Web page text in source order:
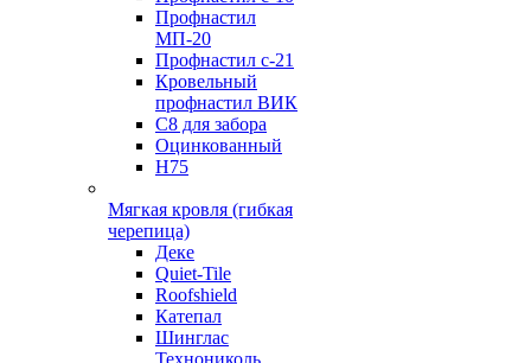
Профнастил
МП-20
Профнастил с-21
Кровельный
профнастил ВИК
С8 для забора
Оцинкованный
Н75
Мягкая кровля (гибкая
черепица)
Деке
Quiet-Tile
Roofshield
Катепал
Шинглас
Технониколь